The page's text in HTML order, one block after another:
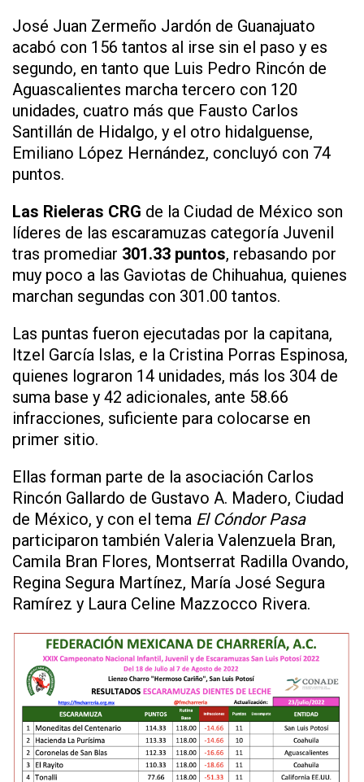
José Juan Zermeño Jardón de Guanajuato
acabó con 156 tantos al irse sin el paso y es
segundo, en tanto que Luis Pedro Rincón de
Aguascalientes marcha tercero con 120
unidades, cuatro más que Fausto Carlos
Santillán de Hidalgo, y el otro hidalguense,
Emiliano López Hernández, concluyó con 74
puntos.
Las Rieleras CRG de la Ciudad de México son
líderes de las escaramuzas categoría Juvenil
tras promediar 301.33 puntos, rebasando por
muy poco a las Gaviotas de Chihuahua, quienes
marchan segundas con 301.00 tantos.
Las puntas fueron ejecutadas por la capitana,
Itzel García Islas, e Ia Cristina Porras Espinosa,
quienes lograron 14 unidades, más los 304 de
suma base y 42 adicionales, ante 58.66
infracciones, suficiente para colocarse en
primer sitio.
Ellas forman parte de la asociación Carlos
Rincón Gallardo de Gustavo A. Madero, Ciudad
de México, y con el tema El Cóndor Pasa
participaron también Valeria Valenzuela Bran,
Camila Bran Flores, Montserrat Radilla Ovando,
Regina Segura Martínez, María José Segura
Ramírez y Laura Celine Mazzocco Rivera.